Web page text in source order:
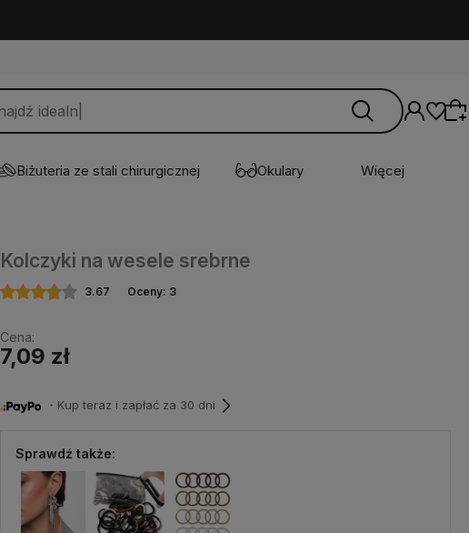
Wybierz coś dla siebie z naszej aktualnej
oferty lub zaloguj się, aby przywrócić dodane
produkty do listy z poprzedniej sesji.
Biżuteria ze stali chirurgicznej Okulary Więcej
Kolczyki na wesele srebrne
3.67 Oceny: 3
Cena:
7,09 zł
・Kup teraz i zapłać za 30 dni
Sprawdź także: